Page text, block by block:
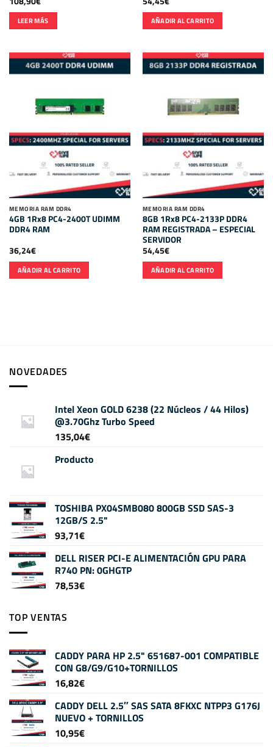
LEER MÁS AÑADIR AL CARRITO
MEMORIA RAM DDR4
4GB 1Rx8 PC4-2400T UDIMM
DDR4 RAM
36,24€
AÑADIR AL CARRITO
MEMORIA RAM DDR4
8GB 1Rx8 PC4-2133P DDR4
RAM REGISTRADA – ESPECIAL
SERVIDOR
54,45€
AÑADIR AL CARRITO
NOVEDADES
Intel Xeon GOLD 6238 (22 Núcleos / 44 Hilos)
@3.70Ghz Turbo Speed
135,04€
Producto
TOSHIBA PX04SMB080 800GB SSD SAS-3
12GB/S 2.5"
93,71€
DELL RISER PCI-E ALIMENTACIÓN GPU PARA
R740 PN: 0GHGTP
78,53€
TOP VENTAS
CADDY PARA HP 2.5" 651687-001 COMPATIBLE
CON G8/G9/G10+TORNILLOS
16,82€
CADDY DELL 2.5″ SAS SATA 8FKXC NTPP3 G176J
NUEVO + TORNILLOS
10,95€